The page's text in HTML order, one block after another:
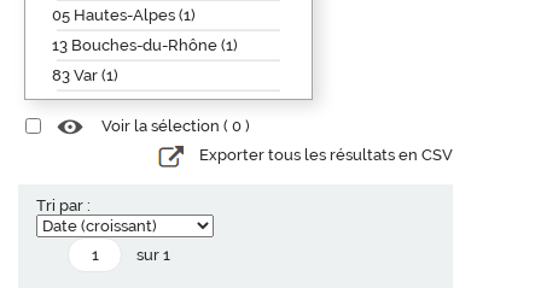
05 Hautes-Alpes (1)
13 Bouches-du-Rhône (1)
83 Var (1)
Voir la sélection ( 0 )
Exporter tous les résultats en CSV
Tri par :
sur 1